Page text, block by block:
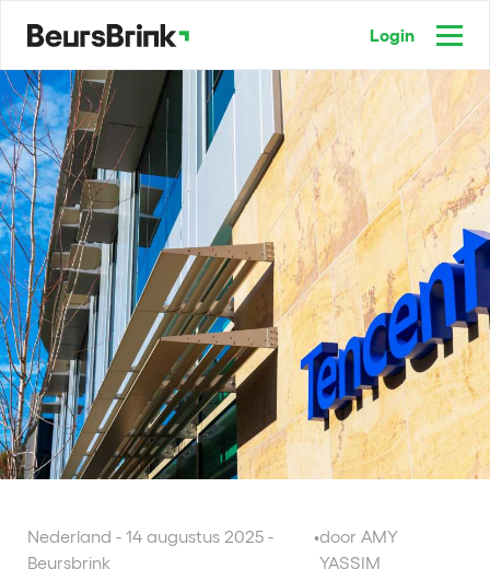
Login
Nederland - 14 augustus 2025 -
Beursbrink
•door AMY
YASSIM